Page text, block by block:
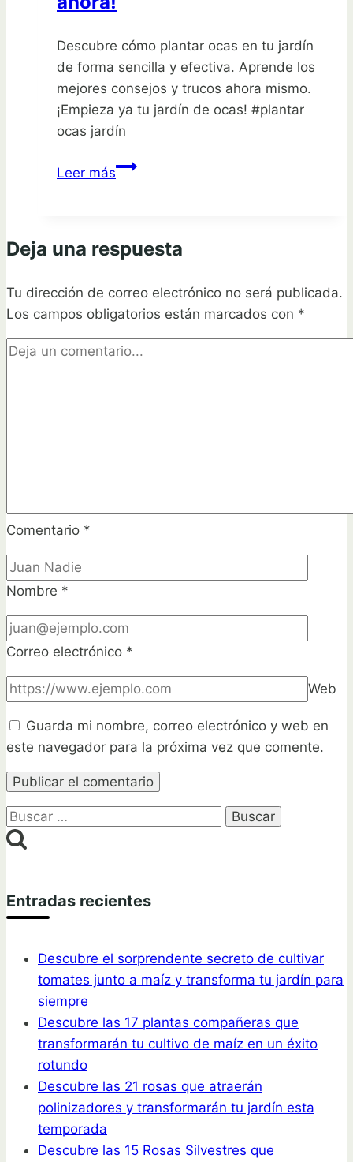
Descubre cómo plantar ocas en tu jardín
de forma sencilla y efectiva. Aprende los
mejores consejos y trucos ahora mismo.
¡Empieza ya tu jardín de ocas! #plantar
ocas jardín
Leer másGuía
ocas
tu
jardín.
¡Aprende
ahora!
Deja una respuesta
Tu dirección de correo electrónico no será publicada.
Los campos obligatorios están marcados con *
Comentario *
Nombre *
Correo electrónico *
Web
Guarda mi nombre, correo electrónico y web en
este navegador para la próxima vez que comente.
Buscar:
Entradas recientes
Descubre el sorprendente secreto de cultivar
tomates junto a maíz y transforma tu jardín para
siempre
Descubre las 17 plantas compañeras que
transformarán tu cultivo de maíz en un éxito
rotundo
Descubre las 21 rosas que atraerán
polinizadores y transformarán tu jardín esta
temporada
Descubre las 15 Rosas Silvestres que